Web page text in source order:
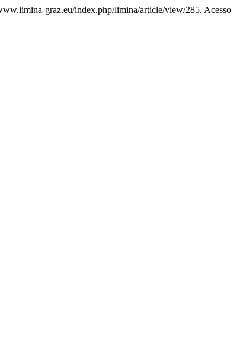
graz.eu/index.php/limina/article/view/285. Acesso